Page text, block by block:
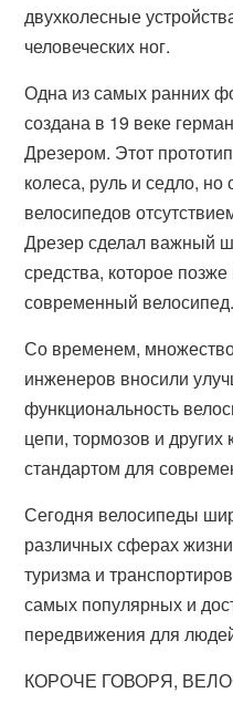
двухколесные
человеческих ног.
Одна из самых ранних
создана в 19 веке
Дрезером. Этот
колеса, руль и седло,
велосипедов
Дрезер сделал важный
средства, которое
современный велосипед.
Со временем,
инженеров вносили
функциональность
цепи, тормозов и других
стандартом для
Сегодня велосипеды
различных сферах
туризма и
самых популярных и
передвижения для
КОРОЧЕ ГОВОРЯ,